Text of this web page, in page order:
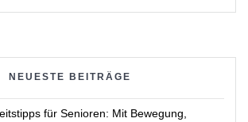
NEUESTE BEITRÄGE
für Senioren: Mit Bewegung,